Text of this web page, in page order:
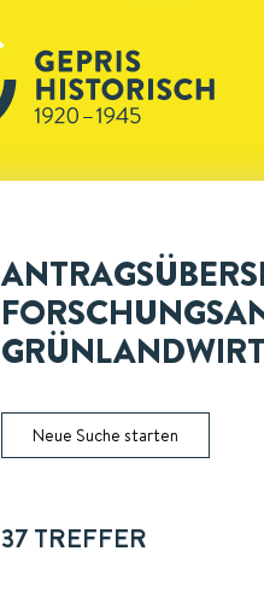
Neue Suche starten
37TREFFER